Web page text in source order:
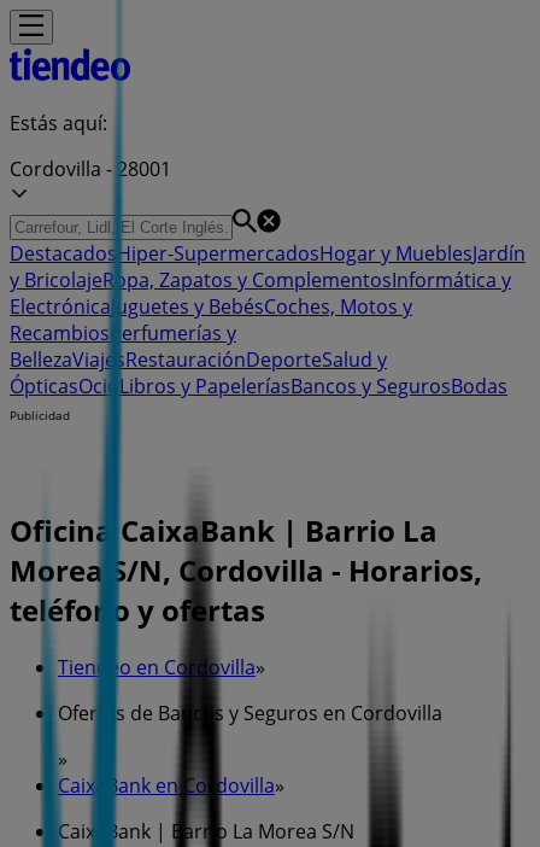
Estás aquí:
Cordovilla - 28001
DestacadosHiper-SupermercadosHogar y MueblesJardín
y BricolajeRopa, Zapatos y ComplementosInformática y
Electrónica Juguetes y BebésCoches, Motos y
Recambios Perfumerías y
BellezaViajesRestauraciónDeporteSalud y
ÓpticasOcio Libros y PapeleríasBancos y SegurosBodas
Publicidad
Oficina CaixaBank | Barrio La
Morea S/N, Cordovilla - Horarios,
teléfono y ofertas
Tiendeo en Cordovilla»
Ofertas de Bancos y Seguros en Cordovilla
»
CaixaBank en Cordovilla»
CaixaBank | Barrio La Morea S/N